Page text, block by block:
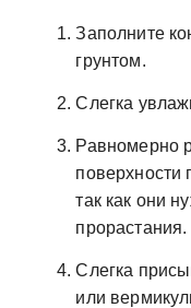
Заполните
грунтом.
Слегка
Равномерно
поверхности
так как они
прорастания.
Слегка
или